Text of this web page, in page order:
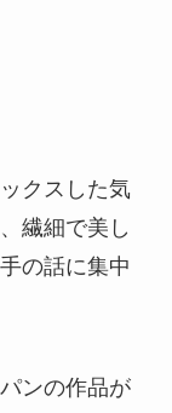
クスした気
繊細で美し
の話に集中
ンの作品が